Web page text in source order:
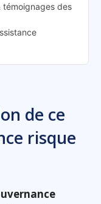
témoignages des
de ce
risque